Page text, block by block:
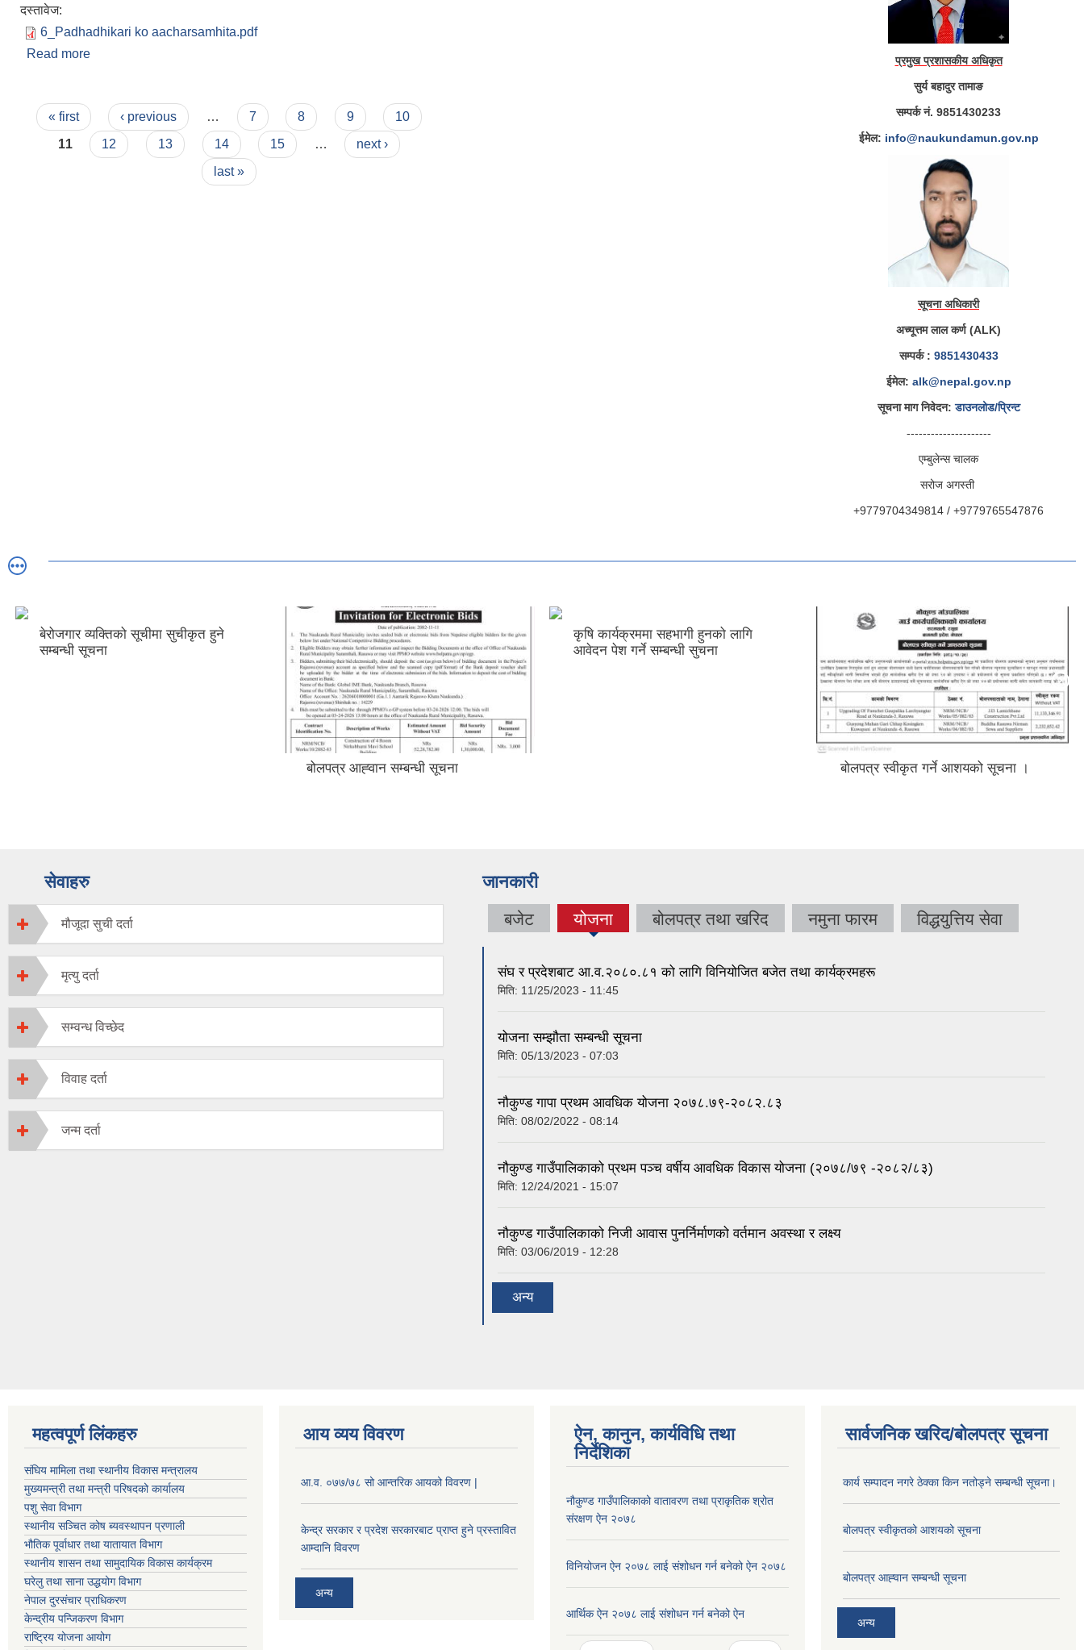
दस्तावेज:
6_Padhadhikari ko aacharsamhita.pdf
Read more
Pages
« first ‹ previous … 7 8 9
10
11
12 13 14 15 …
next ›
last »
प्रमुख प्रशासकीय अधिकृत
सुर्य बहादुर तामाङ
सम्पर्क नं. 9851430233
ईमेल: info@naukundamun.gov.np
सूचना अधिकारी
अच्यूत्तम लाल कर्ण (ALK)
सम्पर्क : 9851430433
ईमेल: alk@nepal.gov.np
सूचना माग निवेदन:डाउनलोड/प्रिन्ट
---------------------
एम्बुलेन्स चालक
सरोज अगस्ती
+9779704349814 / +9779765547876
बेरोजगार व्यक्तिको सूचीमा सुचीकृत हुने
सम्बन्धी सूचना
बोलपत्र आह्‍वान सम्बन्धी सूचना
कृषि कार्यक्रममा सहभागी हुनको लागि
आवेदन पेश गर्ने सम्बन्धी सुचना
बोलपत्र स्वीकृत गर्ने आशयको सूचना ।
सेवाहरु
मौजूदा सुची दर्ता
मृत्यु दर्ता
सम्वन्ध विच्छेद
विवाह दर्ता
जन्म दर्ता
जानकारी
बजेट योजना
(active
बोलपत्र तथा खरिद नमुना फारम विद्धयुत्तिय सेवा
संघ र प्रदेशबाट आ.व.२०८०.८१ को लागि विनियोजित बजेत तथा कार्यक्रमहरू
मिति: 11/25/2023 - 11:45
योजना सम्झौता सम्बन्धी सूचना
मिति: 05/13/2023 - 07:03
नौकुण्ड गापा प्रथम आवधिक योजना २०७८.७९-२०८२.८३
मिति: 08/02/2022 - 08:14
नौकुण्ड गाउँपालिकाको प्रथम पञ्च वर्षीय आवधिक विकास योजना (२०७८/७९ -२०८२/८३)
मिति: 12/24/2021 - 15:07
नौकुण्ड गाउँपालिकाको निजी आवास पुनर्निर्माणको वर्तमान अवस्था र लक्ष्य
मिति: 03/06/2019 - 12:28
अन्य
महत्वपूर्ण लिंकहरु
संघिय मामिला तथा स्थानीय विकास मन्त्रालय
मुख्यमन्त्री तथा मन्त्री परिषदको कार्यालय
पशु सेवा विभाग
स्थानीय सञ्चित कोष ब्यवस्थापन प्रणाली
भौतिक पूर्वाधार तथा यातायात विभाग
स्थानीय शासन तथा सामुदायिक विकास कार्यक्रम
घरेलु तथा साना उद्धयोग विभाग
नेपाल दुरसंचार प्राधिकरण
केन्द्रीय पन्जिकरण विभाग
राष्ट्रिय योजना आयोग
आय व्यय विवरण
आ.व. ०७७/७८ सो आन्तरिक आयको विवरण |
केन्द्र सरकार र प्रदेश सरकारबाट प्राप्त हुने प्रस्तावित
आम्दानि विवरण
अन्य
ऐन, कानुन, कार्यविधि तथा
निर्देशिका
नौकुण्ड गाउँपालिकाको वातावरण तथा प्राकृतिक श्रोत
संरक्षण ऐन २०७८
विनियोजन ऐन २०७८ लाई संशोधन गर्न बनेको ऐन २०७८
आर्थिक ऐन २०७८ लाई संशोधन गर्न बनेको ऐन
सार्वजनिक खरिद/बोलपत्र सूचना
कार्य सम्पादन नगरे ठेक्का किन नतोड्ने सम्बन्धी सूचना।
बोलपत्र स्वीकृतको आशयको सूचना
बोलपत्र आह्‍वान सम्बन्धी सूचना
अन्य